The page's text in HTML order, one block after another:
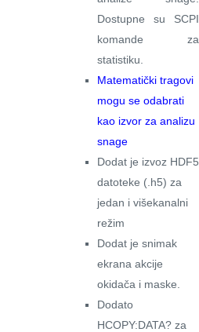
Dostupne su SCPI
komande za
statistiku.
Matematički tragovi
mogu se odabrati
kao izvor za analizu
snage
Dodat je izvoz HDF5
datoteke (.h5) za
jedan i višekanalni
režim
Dodat je snimak
ekrana akcije
okidača i maske.
Dodato
HCOPY:DATA? za